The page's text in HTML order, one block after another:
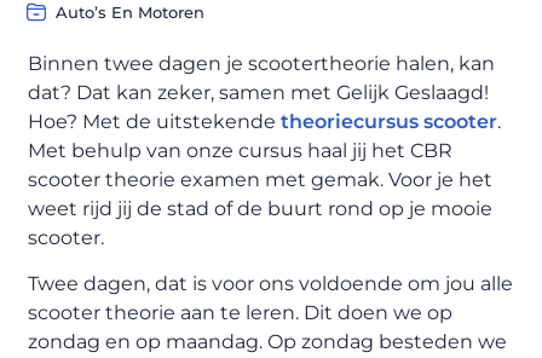
Auto’s En Motoren
Binnen twee dagen je scootertheorie halen, kan
dat? Dat kan zeker, samen met Gelijk Geslaagd!
Hoe? Met de uitstekendetheoriecursus scooter.
Met behulp van onze cursus haal jij het CBR
scooter theorie examen met gemak. Voor je het
weet rijd jij de stad of de buurt rond op je mooie
scooter.
Twee dagen, dat is voor ons voldoende om jou alle
scooter theorie aan te leren. Dit doen we op
zondag en op maandag. Op zondag besteden we